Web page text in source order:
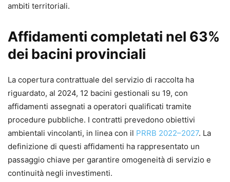
ambiti territoriali.
Affidamenti completati nel 63%
dei bacini provinciali
La copertura contrattuale del servizio di raccolta ha
riguardato, al 2024, 12 bacini gestionali su 19, con
affidamenti assegnati a operatori qualificati tramite
procedure pubbliche. I contratti prevedono obiettivi
ambientali vincolanti, in linea con il PRRB 2022–2027. La
definizione di questi affidamenti ha rappresentato un
passaggio chiave per garantire omogeneità di servizio e
continuità negli investimenti.